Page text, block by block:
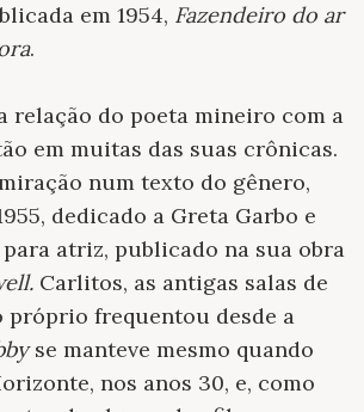
em 1954, Fazendeiro do ar
.
relação do poeta mineiro com a
em muitas das suas crônicas.
num texto do gênero,
dedicado a Greta Garbo e
atriz, publicado na sua obra
Carlitos, as antigas salas de
próprio frequentou desde a
se manteve mesmo quando
nos anos 30, e, como